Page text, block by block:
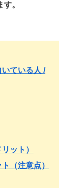
。
いている人 /
ット）
（注意点）